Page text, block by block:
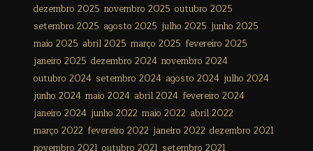
dezembro 2025 novembro 2025 outubro 2025
setembro 2025 agosto 2025 julho 2025 junho 2025
maio 2025 abril 2025 março 2025 fevereiro 2025
janeiro 2025 dezembro 2024 novembro 2024
outubro 2024 setembro 2024 agosto 2024 julho 2024
junho 2024 maio 2024 abril 2024 fevereiro 2024
janeiro 2024 junho 2022 maio 2022 abril 2022
março 2022 fevereiro 2022 janeiro 2022 dezembro 2021